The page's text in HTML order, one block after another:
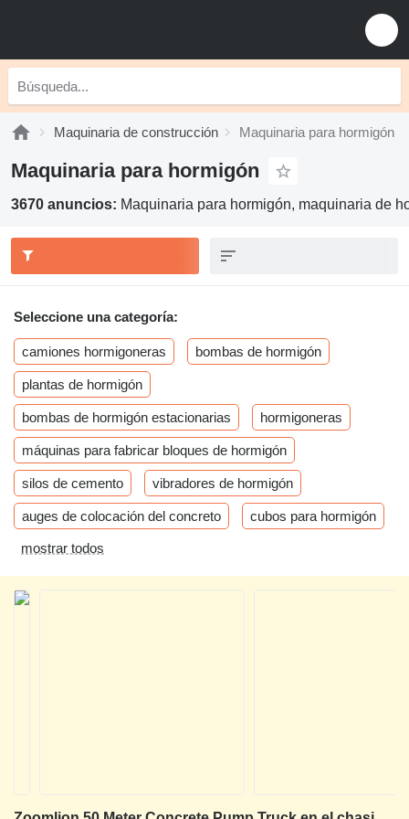
Maquinaria de construcción Maquinaria para hormigón
Maquinaria para hormigón
3670 anuncios: Maquinaria para hormigón, maquinaria de
Seleccione una categoría:
camiones hormigoneras bombas de hormigón
plantas de hormigón
bombas de hormigón estacionarias hormigoneras
máquinas para fabricar bloques de hormigón
silos de cemento vibradores de hormigón
auges de colocación del concreto cubos para hormigón
mostrar todos